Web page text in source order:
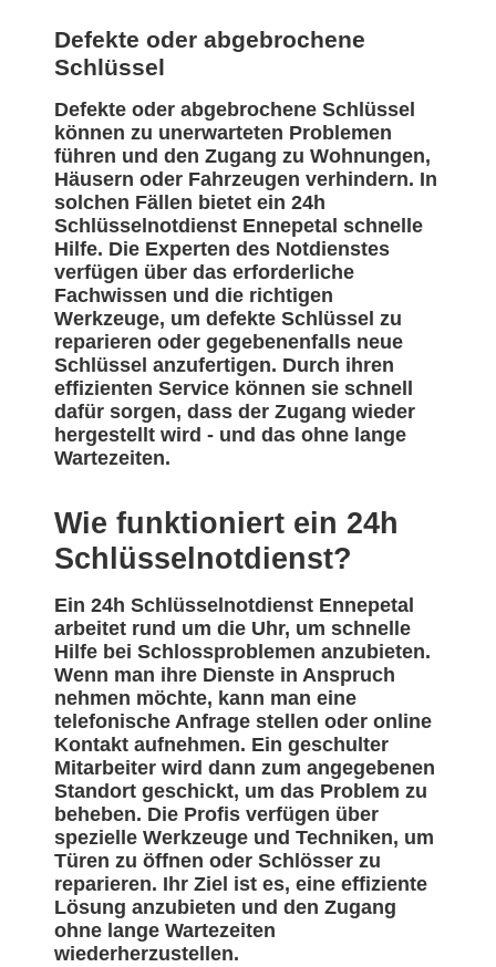
Defekte oder abgebrochene
Schlüssel
Defekte oder abgebrochene Schlüssel
können zu unerwarteten Problemen
führen und den Zugang zu Wohnungen,
Häusern oder Fahrzeugen verhindern. In
solchen Fällen bietet ein 24h
Schlüsselnotdienst Ennepetal schnelle
Hilfe. Die Experten des Notdienstes
verfügen über das erforderliche
Fachwissen und die richtigen
Werkzeuge, um defekte Schlüssel zu
reparieren oder gegebenenfalls neue
Schlüssel anzufertigen. Durch ihren
effizienten Service können sie schnell
dafür sorgen, dass der Zugang wieder
hergestellt wird - und das ohne lange
Wartezeiten.
Wie funktioniert ein 24h
Schlüsselnotdienst?
Ein 24h Schlüsselnotdienst Ennepetal
arbeitet rund um die Uhr, um schnelle
Hilfe bei Schlossproblemen anzubieten.
Wenn man ihre Dienste in Anspruch
nehmen möchte, kann man eine
telefonische Anfrage stellen oder online
Kontakt aufnehmen. Ein geschulter
Mitarbeiter wird dann zum angegebenen
Standort geschickt, um das Problem zu
beheben. Die Profis verfügen über
spezielle Werkzeuge und Techniken, um
Türen zu öffnen oder Schlösser zu
reparieren. Ihr Ziel ist es, eine effiziente
Lösung anzubieten und den Zugang
ohne lange Wartezeiten
wiederherzustellen.